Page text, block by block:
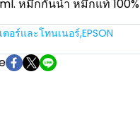
หมึกกันน้ำ หมึกแท้ 100%
อร์และโทนเนอร์,EPSON